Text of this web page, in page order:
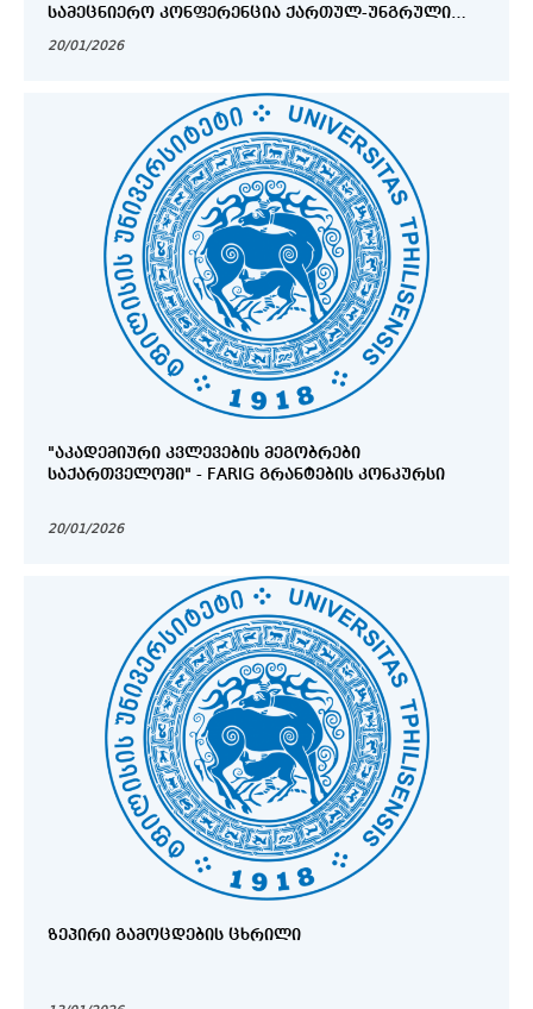
ᲡᲐᲛᲔᲪᲜᲘᲔᲠᲝ ᲙᲝᲜᲤᲔᲠᲔᲜᲪᲘᲐ ᲥᲐᲠᲗᲣᲚ-ᲣᲜᲒᲠᲣᲚᲘ
20/01/2026
"ᲐᲙᲐᲓᲔᲛᲘᲣᲠᲘ ᲙᲕᲚᲔᲕᲔᲑᲘᲡ ᲛᲔᲒᲝᲑᲠᲔᲑᲘ
ᲡᲐᲥᲐᲠᲗᲕᲔᲚᲝᲨᲘ" - FARIG ᲒᲠᲐᲜᲢᲔᲑᲘᲡ ᲙᲝᲜᲙᲣᲠᲡᲘ
20/01/2026
ᲖᲔᲞᲘᲠᲘ ᲒᲐᲛᲝᲪᲓᲔᲑᲘᲡ ᲪᲮᲠᲘᲚᲘ